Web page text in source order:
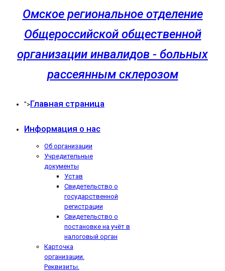
Омское региональное отделение
Общероссийской общественной
организации инвалидов - больных
рассеянным склерозом
">Главная страница
Информация о нас
Об организации
Учредительные
документы
Устав
Свидетельство о
государственной
регистрации
Свидетельство о
постановке на учёт в
налоговый орган
Карточка
организации.
Реквизиты.